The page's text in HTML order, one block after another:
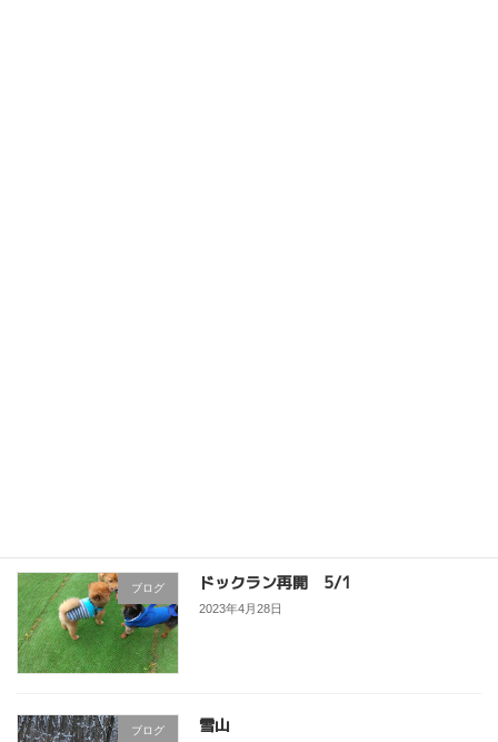
ブログ ドックラン再開 5/1
2023年4月28日
ブログ 雪山